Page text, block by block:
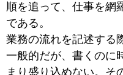
順を追って、仕事を網
である。
業務の流れを記述する
一般的だが、書くのに
まり盛り込めない。そ